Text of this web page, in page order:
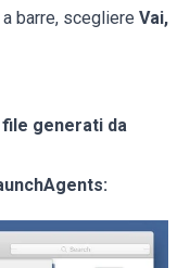
a barre, scegliere Vai,
generati da